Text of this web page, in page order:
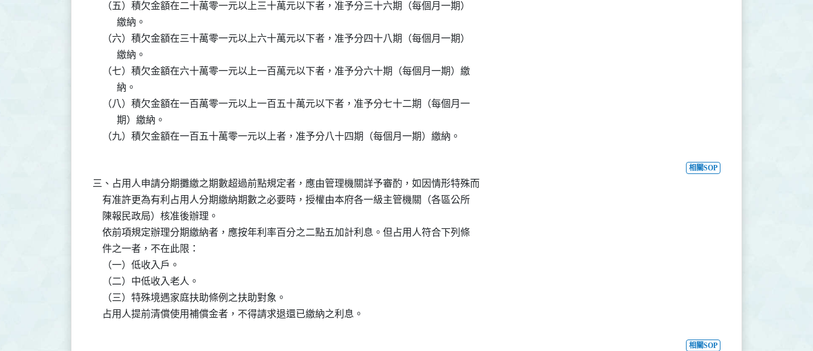
    （五）積欠金額在二十萬零一元以上三十萬元以下者，准予分三十六期（每個月一期）
          繳納。
    （六）積欠金額在三十萬零一元以上六十萬元以下者，准予分四十八期（每個月一期）
          繳納。
    （七）積欠金額在六十萬零一元以上一百萬元以下者，准予分六十期（每個月一期）繳
          納。
    （八）積欠金額在一百萬零一元以上一百五十萬元以下者，准予分七十二期（每個月一
          期）繳納。
三、占用人申請分期攤繳之期數超過前點規定者，應由管理機關詳予審酌，如因情形特殊而
    有准許更為有利占用人分期繳納期數之必要時，授權由本府各一級主管機關（各區公所
    陳報民政局）核准後辦理。
    依前項規定辦理分期繳納者，應按年利率百分之二點五加計利息。但占用人符合下列條
    件之一者，不在此限：
    （一）低收入戶。
    （二）中低收入老人。
    （三）特殊境遇家庭扶助條例之扶助對象。
相關SOP
相關SOP